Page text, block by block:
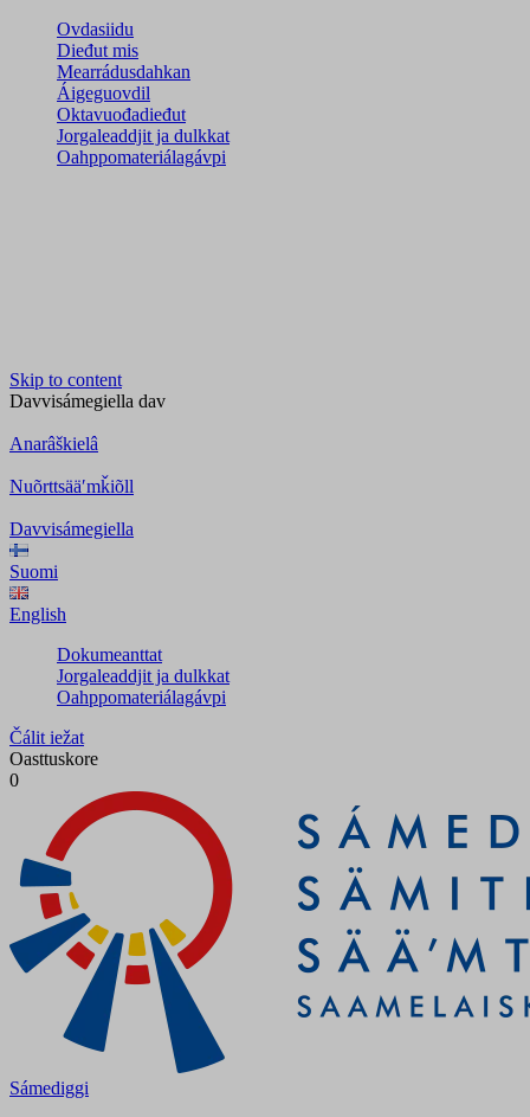
Ovdasiidu
Dieđut mis
Mearrádusdahkan
Áigeguovdil
Oktavuođadieđut
Jorgaleaddjit ja dulkkat
Oahppomateriálagávpi
Skip to content
Davvisámegiella dav
Anarâškielâ
Nuõrttsääʹmǩiõll
Davvisámegiella
Suomi
English
Dokumeanttat
Jorgaleaddjit ja dulkkat
Oahppomateriálagávpi
Čálit iežat
Oasttuskore
0
Sámediggi